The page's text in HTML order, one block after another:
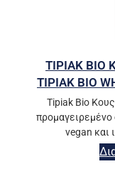
TIPIAK BIO
TIPIAK BIO
Tipiak Bio
προμαγειρεμένο
vegan και